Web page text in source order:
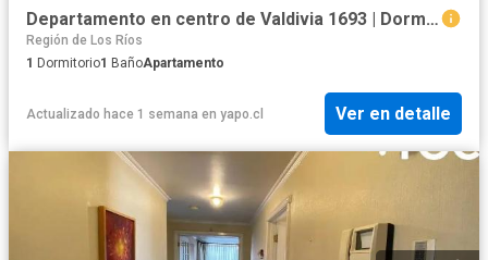
Departamento en centro de Valdivia 1693 | Dormitorios por 4100.00 en Valdivia
Región de Los Ríos
1 Dormitorio1 BañoApartamento
Actualizado hace 1 semana en yapo.cl Ver en detalle